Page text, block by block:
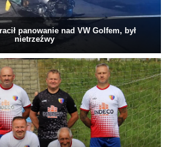
panowanie nad VW Golfem, był
nietrzeźwy